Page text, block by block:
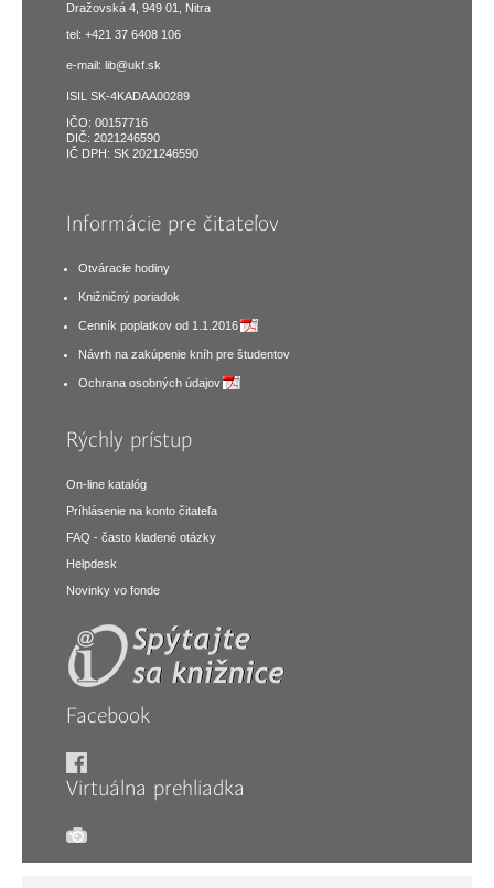
Dražovská 4, 949 01, Nitra
tel: +421 37 6408 106
e-mail: lib@ukf.sk
ISIL SK-4KADAA00289
IČO: 00157716
DIČ: 2021246590
IČ DPH: SK 2021246590
Informácie pre čitateľov
Otváracie hodiny
Knižničný poriadok
Cenník poplatkov od 1.1.2016
Návrh na zakúpenie kníh pre študentov
Ochrana osobných údajov
Rýchly prístup
On-line katalóg
Príhlásenie na konto čitateľa
FAQ - často kladené otázky
Helpdesk
Novinky vo fonde
Facebook
Virtuálna prehliadka